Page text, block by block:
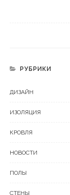
РУБРИКИ
ДИЗАЙН
ИЗОЛЯЦИЯ
КРОВЛЯ
НОВОСТИ
ПОЛЫ
СТЕНЫ